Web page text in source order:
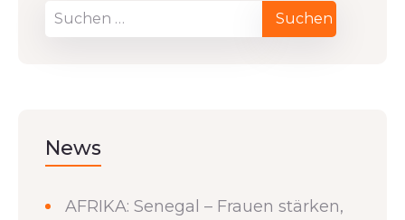
News
AFRIKA: Senegal – Frauen stärken,